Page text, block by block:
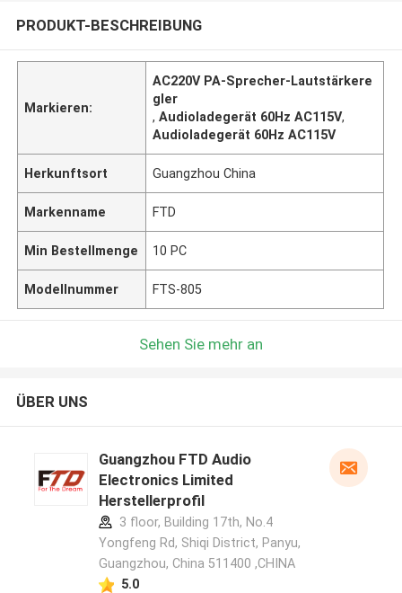
PRODUKT-BESCHREIBUNG
Markieren:
AC220V PA-Sprecher-Lautstärkere
gler
,Audioladegerät 60Hz AC115V,
Audioladegerät 60Hz AC115V
Herkunftsort Guangzhou China
Markenname FTD
Min Bestellmenge 10 PC
Modellnummer FTS-805
Sehen Sie mehr an
ÜBER UNS
Guangzhou FTD Audio
Electronics Limited
Herstellerprofil
3 floor, Building 17th, No.4
Yongfeng Rd, Shiqi District, Panyu,
Guangzhou, China 511400 ,CHINA
5.0